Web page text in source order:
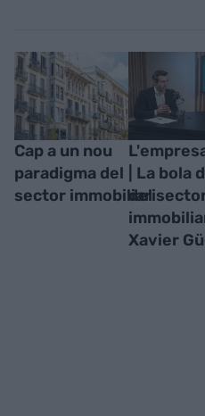
Cap a un nou
paradigma del
sector immobiliari
| La bola
del
Xavier